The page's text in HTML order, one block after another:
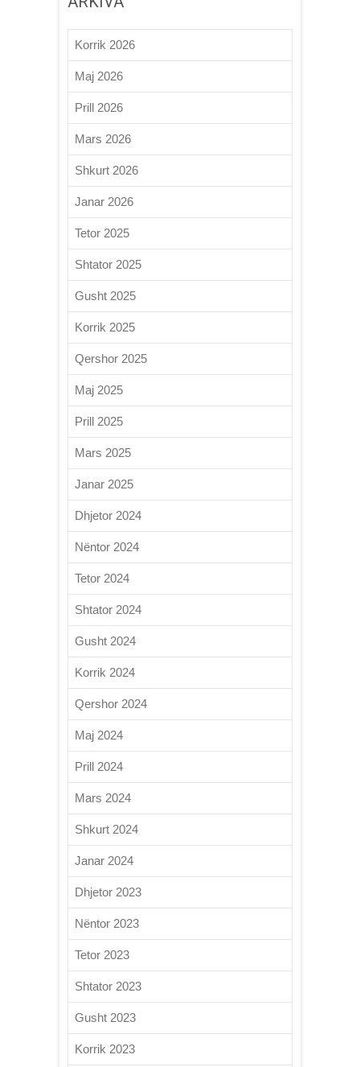
Korrik 2026
Maj 2026
Prill 2026
Mars 2026
Shkurt 2026
Janar 2026
Tetor 2025
Shtator 2025
Gusht 2025
Korrik 2025
Qershor 2025
Maj 2025
Prill 2025
Mars 2025
Janar 2025
Dhjetor 2024
Nëntor 2024
Tetor 2024
Shtator 2024
Gusht 2024
Korrik 2024
Qershor 2024
Maj 2024
Prill 2024
Mars 2024
Shkurt 2024
Janar 2024
Dhjetor 2023
Nëntor 2023
Tetor 2023
Shtator 2023
Gusht 2023
Korrik 2023